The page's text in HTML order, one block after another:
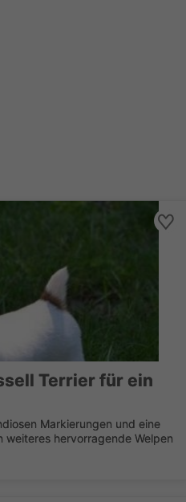
Terrier für ein
Markierungen und eine
weiteres hervorragende Welpen